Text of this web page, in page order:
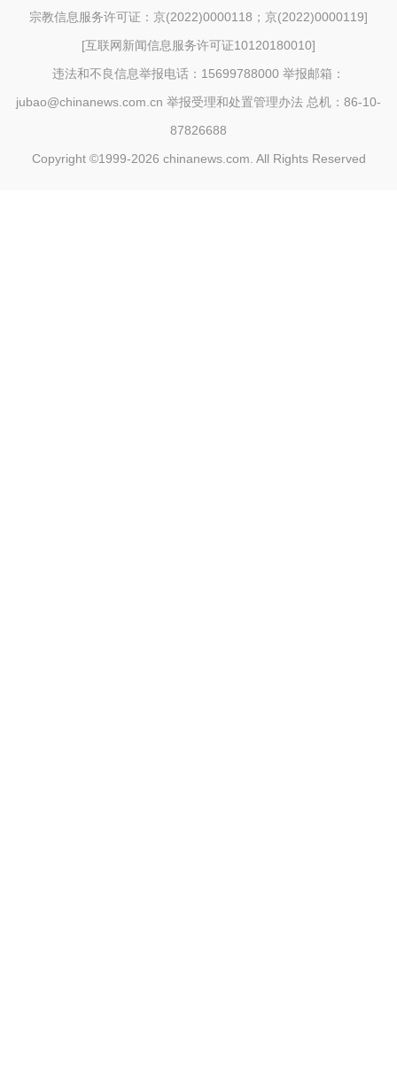
宗教信息服务许可证：京(2022)0000118；京(2022)0000119]
[互联网新闻信息服务许可证10120180010]
违法和不良信息举报电话：15699788000 举报邮箱：
jubao@chinanews.com.cn 举报受理和处置管理办法 总机：86-10-
87826688
Copyright ©1999-2026 chinanews.com. All Rights Reserved